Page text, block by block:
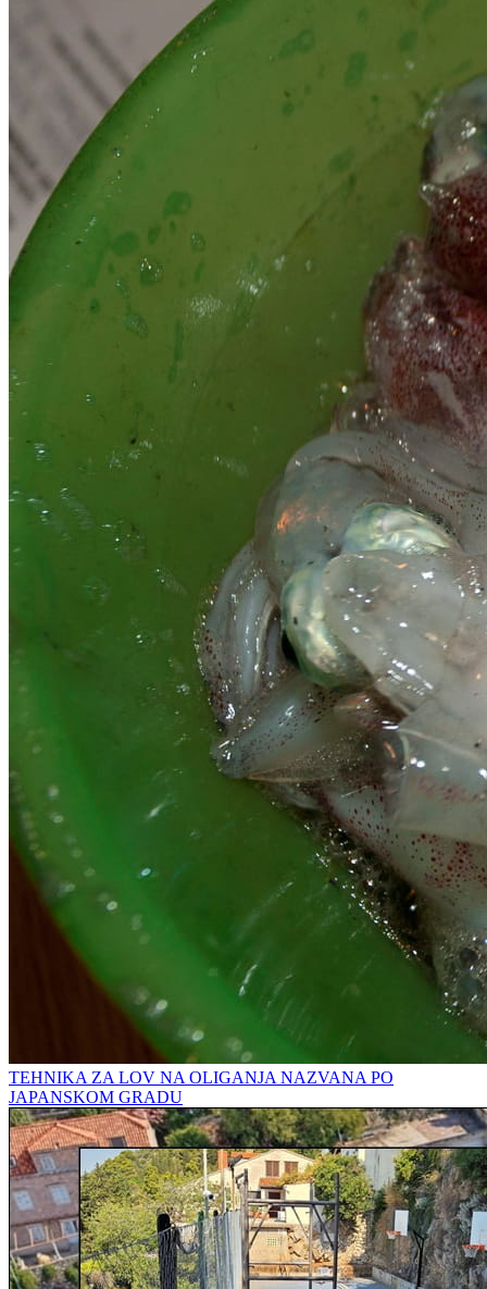
TEHNIKA ZA LOV NA OLIGANJA NAZVANA PO
JAPANSKOM GRADU